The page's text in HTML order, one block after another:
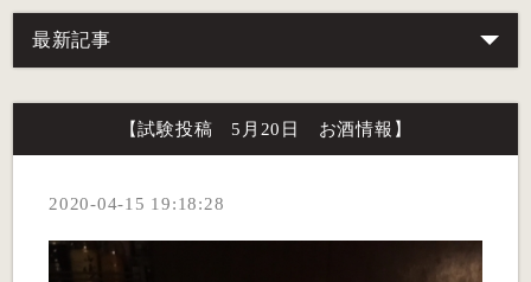
最新記事
【試験投稿 5月20日 お酒情報】
2020-04-15 19:18:28